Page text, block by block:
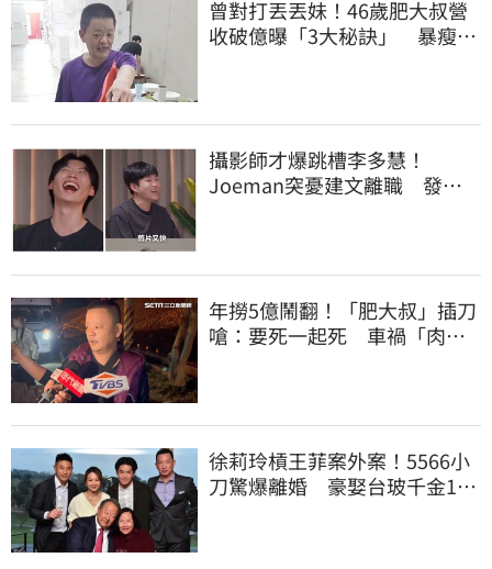
曾對打丟丟妹！46歲肥大叔營
收破億曝「3大秘訣」 暴瘦猝
攝影師才爆跳槽李多慧！
Joeman突憂建文離職 發聲
年撈5億鬧翻！「肥大叔」插刀
嗆：要死一起死 車禍「肉眼
徐莉玲槓王菲案外案！5566小
刀驚爆離婚 豪娶台玻千金14